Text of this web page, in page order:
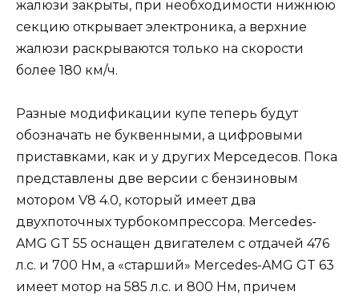
жалюзи закрыты, при необходимости нижнюю
секцию открывает электроника, а верхние
жалюзи раскрываются только на скорости
более 180 км/ч.
Разные модификации купе теперь будут
обозначать не буквенными, а цифровыми
приставками, как и у других Мерседесов. Пока
представлены две версии с бензиновым
мотором V8 4.0, который имеет два
двухпоточных турбокомпрессора. Mercedes-
AMG GT 55 оснащен двигателем с отдачей 476
л.с. и 700 Нм, а «старший» Mercedes-AMG GT 63
имеет мотор на 585 л.с. и 800 Нм, причем